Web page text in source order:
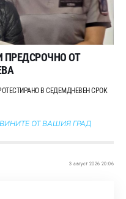
ПРЕДСРОЧНО ОТ
В СЕДЕМДНЕВЕН СРОК
ОТ ВАШИЯ ГРАД
3 август 2026 20:06